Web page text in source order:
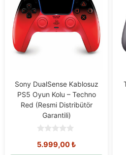
Sony DualSense Kablosuz
PS5 Oyun Kolu – Techno
Red (Resmi Distribütör
Garantili)
o
5.999,00₺